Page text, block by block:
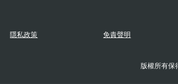
隱私政策 免責聲明
版權所有保